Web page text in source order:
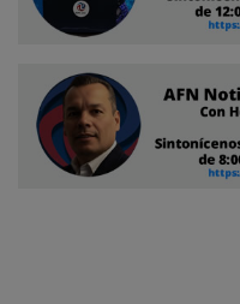
Ventas
Contacto
Reportero
Ciudadano